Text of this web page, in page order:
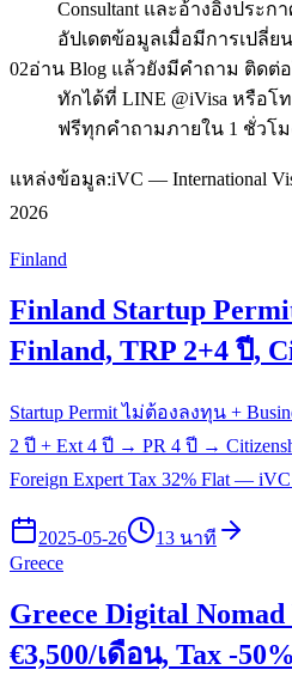
Consultant และอ้างอิงประ
อัปเดตข้อมูลเมื่อมีการเปลี่ย
02อ่าน Blog แล้วยังมีคำถาม ติดต่
ทักได้ที่ LINE @iVisa หรือโ
ฟรีทุกคำถามภายใน 1 ชั่วโม
แหล่งข้อมูล:iVC — International
2026
Finland
Finland Startup
Finland, TRP 2+4 ปี,
Startup Permit ไม่ต้องลงทุน +
2 ปี + Ext 4 ปี → PR 4 ปี →
Foreign Expert Tax 32% Flat —
2025-05-26
13 นาที
Greece
Greece Digital
€3,500/เดือน, Tax -